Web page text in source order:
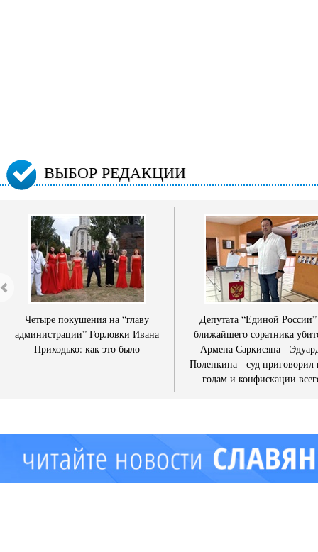
ВЫБОР РЕДАКЦИИ
Четыре покушения на “главу
администрации” Горловки Ивана
Приходько: как это было
Депутата “Единой
ближайшего соратника
Армена Саркисяна -
Полепкина - суд приговорил
годам и конфискации